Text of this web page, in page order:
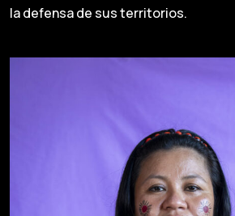
la defensa de sus territorios.